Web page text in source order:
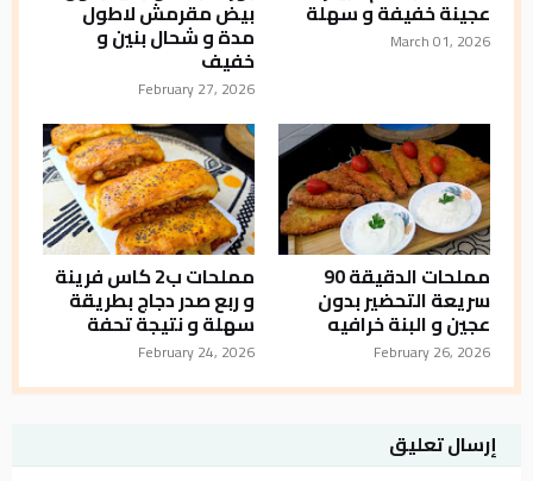
عجينة خفيفة و سهلة
March 01, 2026
بيض مقرمش لاطول
مدة و شحال بنين و
خفيف
February 27, 2026
مملحات الدقيقة 90
سريعة التحضير بدون
عجين و البنة خرافيه
February 26, 2026
مملحات ب2 كاس فرينة
و ربع صدر دجاج بطريقة
سهلة و نتيجة تحفة
February 24, 2026
إرسال تعليق